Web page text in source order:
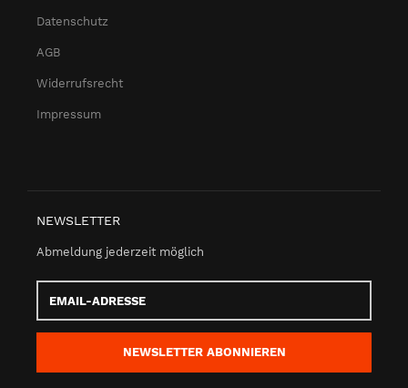
Datenschutz
AGB
Widerrufsrecht
Impressum
NEWSLETTER
Abmeldung jederzeit möglich
Adresse
NEWSLETTER ABONNIEREN